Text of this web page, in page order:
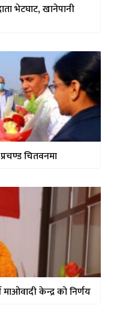
भेटघाट, खानेपानी
चितवनमा
केन्द्र को निर्णय